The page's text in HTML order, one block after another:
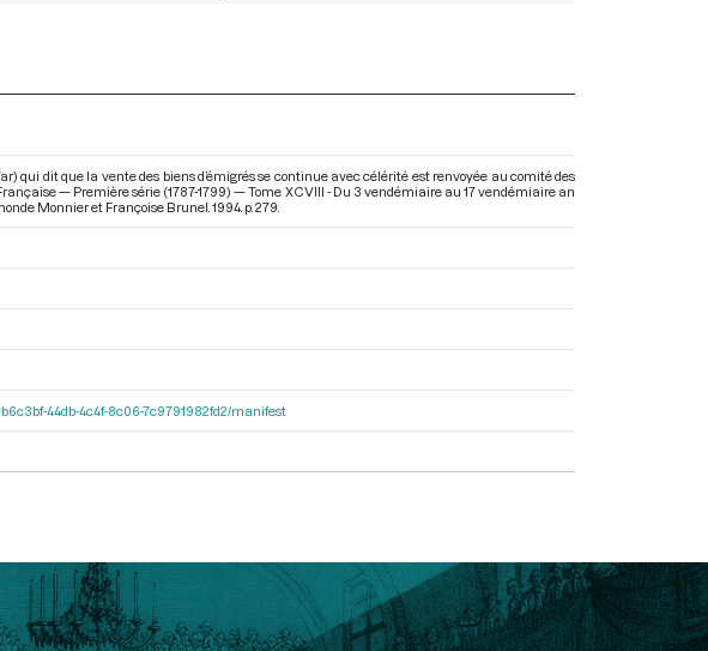
qui dit que la vente des biens d’émigrés se continue avec célérité est renvoyée au comité des
— Première série (1787-1799) — Tome XCVIII - Du 3 vendémiaire au 17 vendémiaire an
Monnier et Françoise Brunel. 1994. p. 279.
44db-4c4f-8c06-7c9791982fd2/manifest